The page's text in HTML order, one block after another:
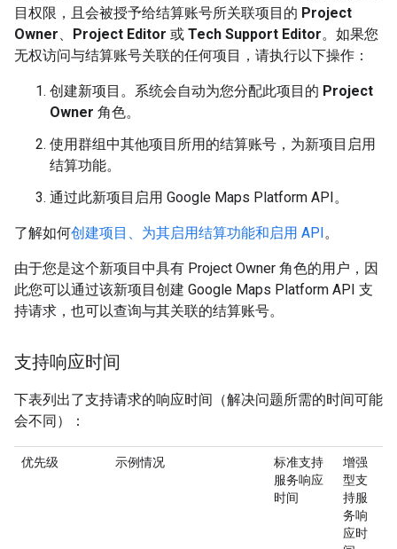
目权限，且会被授予给结算账号所关联项目的 Project
Owner
Project Editor 或 Tech Support Editor。如果您
无权访问与结算账号关联的任何项目，请执行以下操作：
创建新项目。系统会自动为您分配此项目的 Project
Owner 角色。
使用群组中其他项目所用的结算账号，为新项目启用
结算功能。
通过此新项目启用 Google Maps Platform API。
了解如何创建项目、为其启用结算功能和启用 API。
由于您是这个新项目中具有 Project Owner 角色的用户，因
此您可以通过该新项目创建 Google Maps Platform API 支
持请求，也可以查询与其关联的结算账号。
支持响应时间
下表列出了支持请求的响应时间（解决问题所需的时间可能
会不同）：
优先级 示例情况
标准支持
服务响应
时间
增强
型支
持服
务响
应时